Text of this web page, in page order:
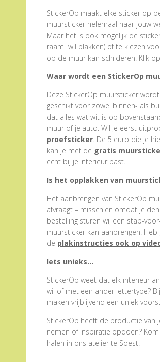
StickerOp maakt elke sticker op
muursticker helemaal naar jouw
Maar het is ook mogelijk de
raam wil plakken) of te kiezen
op de muur kan schilderen. Klik
Waar wordt een StickerOp
Deze StickerOp muursticker
geschikt voor zowel binnen- als
dat alles wat wit is op
muur of je auto. Wil je eerst
proefsticker. De 5 euro die je
kan je met de gratis
echt bij je interieur past.
Is het opplakken van
Het aanbrengen van StickerOp
afvraagt – misschien omdat je
bestelling sturen wij een stap-
muursticker kan aanbrengen.
de plakinstructies ook op
Iets unieks…
StickerOp weet dat elk interieur
wil of met een ander lettertype?
maken vrijblijvend een uniek
StickerOp heeft de productie van
nemen of inspiratie opdoen?
halen in ons atelier te Soest.